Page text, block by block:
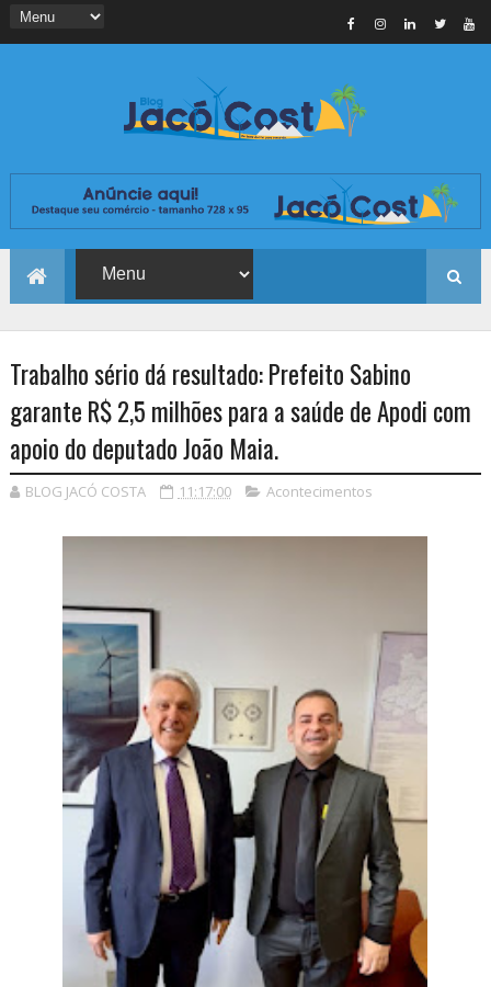
Trabalho sério dá resultado: Prefeito Sabino
garante R$ 2,5 milhões para a saúde de Apodi com
apoio do deputado João Maia.
BLOG JACÓ COSTA 11:17:00 Acontecimentos